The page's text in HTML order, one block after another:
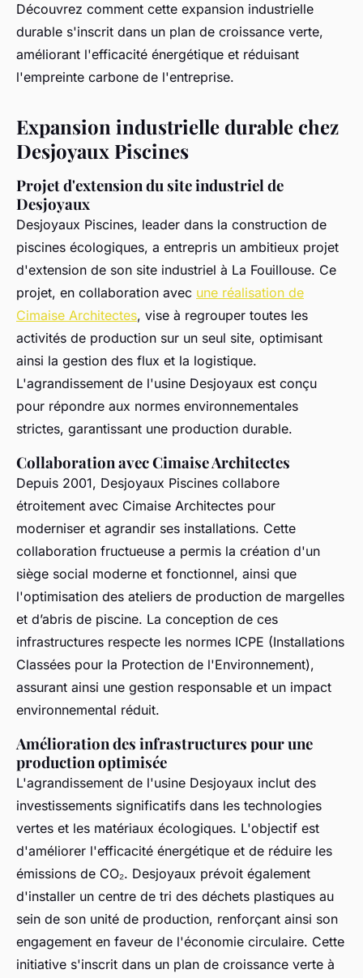
Découvrez comment cette expansion industrielle
durable s'inscrit dans un plan de croissance verte,
améliorant l'efficacité énergétique et réduisant
l'empreinte carbone de l'entreprise.
Expansion industrielle durable chez
Desjoyaux Piscines
Projet d'extension du site industriel de
Desjoyaux
Desjoyaux Piscines, leader dans la construction de
piscines écologiques, a entrepris un ambitieux projet
d'extension de son site industriel à La Fouillouse. Ce
projet, en collaboration avec une réalisation de
Cimaise Architectes, vise à regrouper toutes les
activités de production sur un seul site, optimisant
ainsi la gestion des flux et la logistique.
L'agrandissement de l'usine Desjoyaux est conçu
pour répondre aux normes environnementales
strictes, garantissant une production durable.
Collaboration avec Cimaise Architectes
Depuis 2001, Desjoyaux Piscines collabore
étroitement avec Cimaise Architectes pour
moderniser et agrandir ses installations. Cette
collaboration fructueuse a permis la création d'un
siège social moderne et fonctionnel, ainsi que
l'optimisation des ateliers de production de margelles
et d’abris de piscine. La conception de ces
infrastructures respecte les normes ICPE (Installations
Classées pour la Protection de l'Environnement),
assurant ainsi une gestion responsable et un impact
environnemental réduit.
Amélioration des infrastructures pour une
production optimisée
L'agrandissement de l'usine Desjoyaux inclut des
investissements significatifs dans les technologies
vertes et les matériaux écologiques. L'objectif est
d'améliorer l'efficacité énergétique et de réduire les
émissions de CO₂. Desjoyaux prévoit également
d'installer un centre de tri des déchets plastiques au
sein de son unité de production, renforçant ainsi son
engagement en faveur de l'économie circulaire. Cette
initiative s'inscrit dans un plan de croissance verte à